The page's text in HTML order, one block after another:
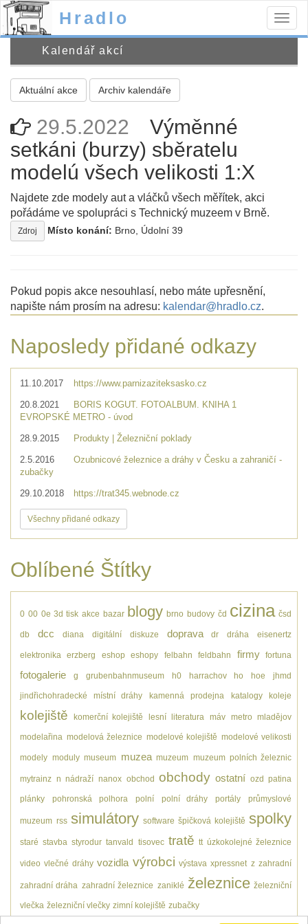
Hradlo
Kalendář akcí
Aktuální akce Archiv kalendáře
29.5.2022
Výměnné
setkáni (burzy) sběratelu
modelú všech velikosti 1:X
Najdete zde modely aut a vláčků všech měřítek, akci
pořádáme ve spolupráci s Technický muzeem v Brně.
Zdroj Místo konání: Brno, Údolní 39
Pokud popis akce nesouhlasí, nebo máte upřesnění,
napište nám prosím na adresu: kalendar@hradlo.cz.
Naposledy přidané odkazy
11.10.2017 https://www.parnizaziteksasko.cz
20.8.2021
BORIS KOGUT. FOTOALBUM. KNIHA 1
EVROPSKÉ METRO - úvod
28.9.2015 Produkty | Železniční poklady
2.5.2016
Ozubnicové železnice a dráhy v Česku a zahraničí -
zubačky
29.10.2018 https://trat345.webnode.cz
Všechny přidané odkazy
Oblíbené Štítky
0 00 0e 3d tisk akce bazar blogy brno budovy čd cizina čsd
db dcc diana digitální diskuze doprava dr dráha eisenertz
elektronika erzberg eshop eshopy felbahn feldbahn firmy fortuna
fotogalerie g grubenbahnmuseum h0 harrachov ho hoe jhmd
jindřichohradecké místní dráhy kamenná prodejna katalogy koleje
kolejiště komerční kolejiště lesní literatura máv metro mladějov
modelařina modelová železnice modelové kolejiště modelové velikosti
modely moduly museum muzea muzeum muzeum polních železnic
mytrainz n nádraží nanox obchod obchody ostatní ozd patina
plánky pohronská polhora polní polní dráhy portály průmyslové
muzeum rss simulátory software špičková kolejiště spolky
staré stavba styrodur tanvald tisovec tratě tt úzkokolejné železnice
video vlečné dráhy vozidla výrobci výstava xpressnet z zahradní
zahradní dráha zahradní železnice zaniklé železnice železniční
vlečka železniční vlečky zimní kolejiště zubačky